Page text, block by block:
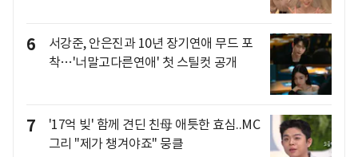
6
서강준, 안은진과 10년 장기연애 무드 포
착…'너말고다른연애' 첫 스틸컷 공개
7
'17억 빚' 함께 견딘 친母 애틋한 효심..MC
그리 "제가 챙겨야죠" 뭉클